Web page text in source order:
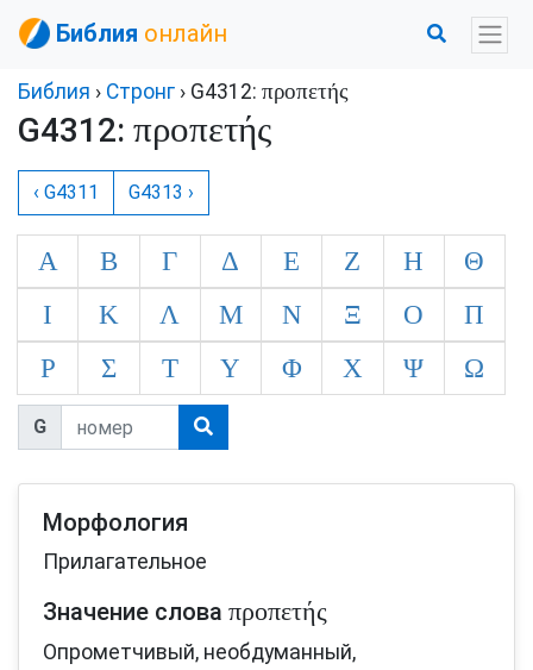
Библия онлайн
Библия › Стронг › G4312: προπετής
G4312: προπετής
‹ G4311 G4313 ›
Α Β Γ Δ Ε Ζ Η
Θ
Ι
Κ Λ Μ Ν Ξ Ο
Π
Ρ
Σ Τ Υ Φ Χ Ψ Ω
G
Морфология
Прилагательное
Значение слова προπετής
Опрометчивый, необдуманный,